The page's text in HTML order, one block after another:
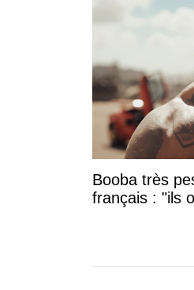
Booba très
français : "ils